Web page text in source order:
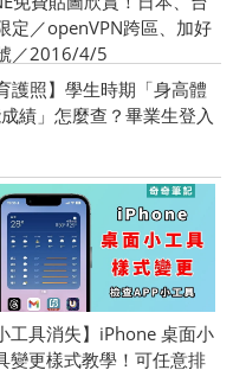
定／openVPN跨區、加好
／2016/4/5
護照】學生時期「身高體
績」怎麼查？畢業生登入
工具消失】iPhone 桌面小
變更樣式教學！可任意排